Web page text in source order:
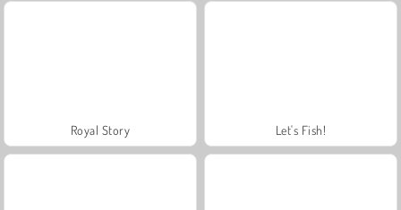
Royal Story Let's Fish!